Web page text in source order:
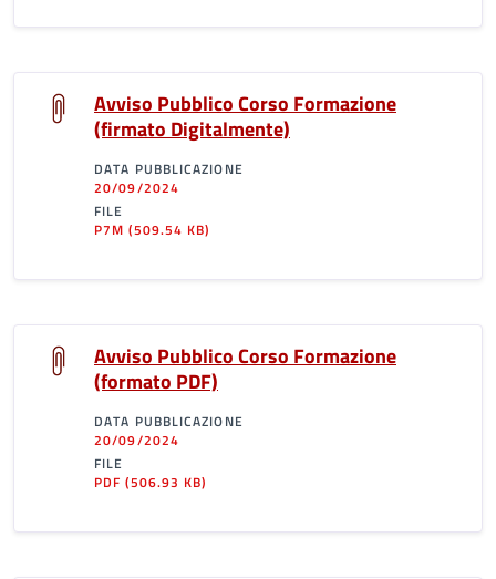
Avviso Pubblico Corso Formazione
(firmato Digitalmente)
DATA PUBBLICAZIONE
20/09/2024
FILE
P7M(509.54 KB)
Avviso Pubblico Corso Formazione
(formato PDF)
DATA PUBBLICAZIONE
20/09/2024
FILE
PDF(506.93 KB)